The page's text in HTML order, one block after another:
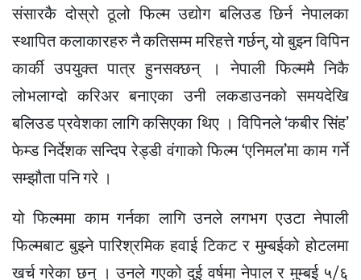
संसारकै दोस्रो ठूलो फिल्म उद्योग बलिउड छिर्न नेपालका
स्थापित कलाकारहरु नै कतिसम्म मरिहत्ते गर्छन्, यो बुझ्न विपिन
कार्की उपयुक्त पात्र हुनसक्छन् । नेपाली फिल्ममै निकै
लोभलाग्दो करिअर बनाएका उनी लकडाउनको समयदेखि
बलिउड प्रवेशका लागि कसिएका थिए । विपिनले ‘कबीर सिंह’
फेम्ड निर्देशक सन्दिप रेड्डी वंगाको फिल्म ‘एनिमल’मा काम गर्ने
सम्झौता पनि गरे ।
यो फिल्ममा काम गर्नका लागि उनले लगभग एउटा नेपाली
फिल्मबाट बुझ्ने पारिश्रमिक हवाई टिकट र मुम्बईको होटलमा
खर्च गरेका छन् । उनले गएको दुई वर्षमा नेपाल र मुम्बई ५/६